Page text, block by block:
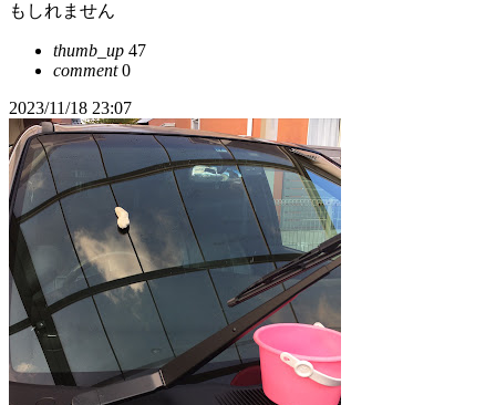
もしれません
thumb_up 47
comment0
2023/11/18 23:07